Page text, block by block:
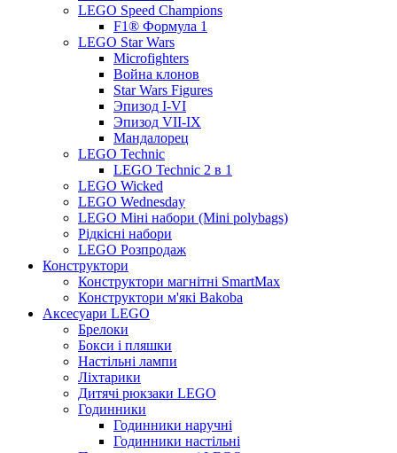
LEGO Speed Champions
F1® Формула 1
LEGO Star Wars
Microfighters
Война клонов
Star Wars Figures
Эпизод I-VI
Эпизод VII-IX
Мандалорец
LEGO Technic
LEGO Technic 2 в 1
LEGO Wicked
LEGO Wednesday
LEGO Міні набори (Mini polybags)
Рідкісні набори
LEGO Розпродаж
Конструктори
Конструктори магнітні SmartMax
Конструктори м'які Bakoba
Аксесуари LEGO
Брелоки
Бокси і пляшки
Настільні лампи
Ліхтарики
Дитячі рюкзаки LEGO
Годинники
Годинники наручні
Годинники настільні